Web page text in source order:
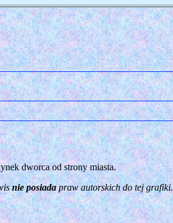
dworca od strony miasta.
nie posiadapraw autorskich do tej grafiki.